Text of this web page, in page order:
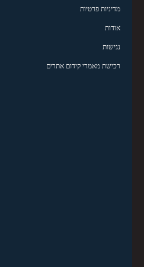
מדיניות פרטיות
אודות
נגישות
רכישת מאמרי קידום אתרים